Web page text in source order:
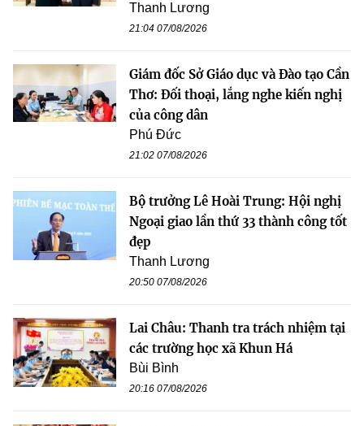
Thanh Lương
21:04 07/08/2026
Giám đốc Sở Giáo dục và Đào tạo Cần
Thơ: Đối thoại, lắng nghe kiến nghị
của công dân
Phú Đức
21:02 07/08/2026
Bộ trưởng Lê Hoài Trung: Hội nghị
Ngoại giao lần thứ 33 thành công tốt
đẹp
Thanh Lương
20:50 07/08/2026
Lai Châu: Thanh tra trách nhiệm tại
các trường học xã Khun Há
Bùi Bình
20:16 07/08/2026